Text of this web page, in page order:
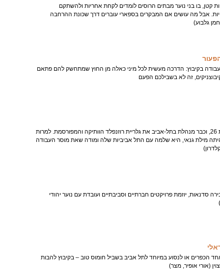
קטן, בו בני נוער מבתים הרוסים לומדים לקחת אחריות ולהשתקם
אבל מה עושים אם המבקרים בספארי עוברים דרך שכונת ההרחבה
גלבוע)
עבודה בקיבוץ: הדרכה מעשית לכל מיני כאלה מן החוץ שמתחשק להם פתאם
זה לא בשבילכם הפעם
שירי גולן מאורים רק בת 26, וכבר מנהלת בתל-אביב את גלריית רוזנפלד הוותיקה והמפורסמת. למרות
מילת גנאי, היא שלמה עם התל אביביות שלה ומודה שאת מוסר העבודה
סדנאות, יוזמת פרויקטים חברתיים וסביבתיים ועובדת עם נוער יהודי
הכפרים או לנסוע במיוחד לתל אביב בשביל חומוס טוב – בקיבוץ להבות
(אורי אופיר, מצר)